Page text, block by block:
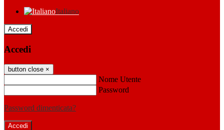
Italiano
Accedi
Accedi
button close ×
Nome Utente
Password
Password dimenticata?